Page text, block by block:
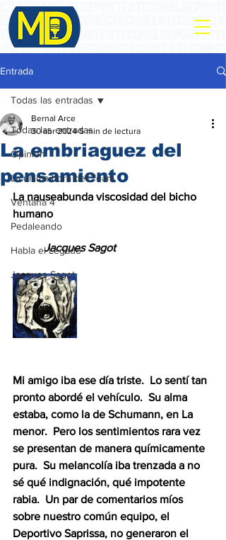
Entrada
Todas las entradas
Opinión
La ultima hora del Team
Ventana 4
Pedaleando
Habla el Legado
Jacques Sagot
Todas las entradas
La embriaguez del
pensamiento
Bernal Arce
30 abr 2024 5 min de lectura
La nauseabunda viscosidad del bicho
humano
           Jacques Sagot
Mi amigo iba ese día triste.  Lo sentí tan
pronto abordé el vehículo.  Su alma
estaba, como la de Schumann, en La
menor.  Pero los sentimientos rara vez
se presentan de manera químicamente
pura.  Su melancolía iba trenzada a no
sé qué indignación, qué impotente
rabia.  Un par de comentarios míos
sobre nuestro común equipo, el
Deportivo Saprissa, no generaron el